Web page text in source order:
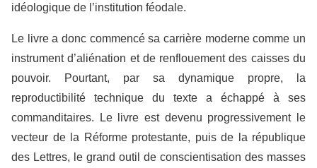
idéologique de l’institution féodale.
Le livre a donc commencé sa carrière moderne comme un
instrument d’aliénation et de renflouement des caisses du
pouvoir. Pourtant, par sa dynamique propre, la
reproductibilité technique du texte a échappé à ses
commanditaires. Le livre est devenu progressivement le
vecteur de la Réforme protestante, puis de la république
des Lettres, le grand outil de conscientisation des masses